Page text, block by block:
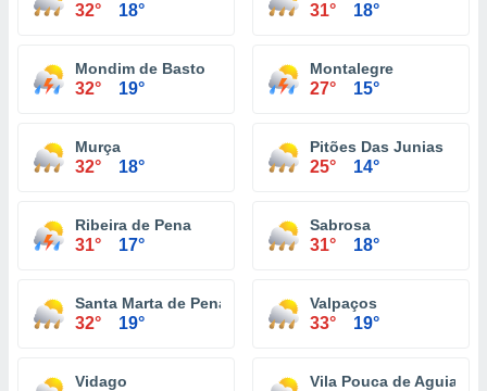
32° 18° 31° 18°
Mondim de Basto
32° 19°
Montalegre
27° 15°
Murça
32° 18°
Pitões Das Junias
25° 14°
Ribeira de Pena
31° 17°
Sabrosa
31° 18°
Santa Marta de Penaguião
32° 19°
Valpaços
33° 19°
Vidago Vila Pouca de Aguiar